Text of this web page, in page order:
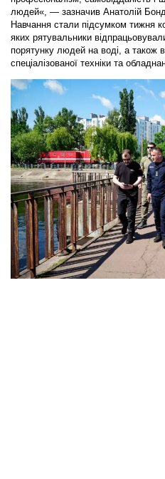
людей«, — зазначив Анатолій
Навчання стали підсумком тижня
яких рятувальники
порятунку людей на воді, а також
спеціалізованої техніки та